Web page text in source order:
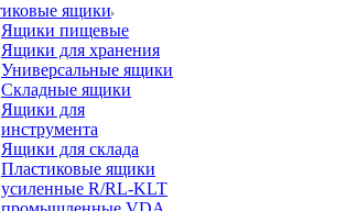
ящики
Ящики пищевые
Ящики для хранения
Универсальные ящики
Складные ящики
Ящики для
инструмента
Ящики для склада
Пластиковые ящики
усиленные R/RL-KLT